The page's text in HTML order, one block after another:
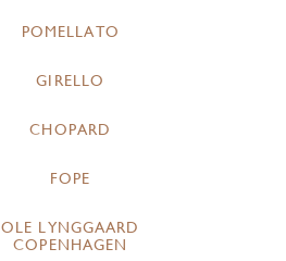
POMELLATO
GIRELLO
CHOPARD
FOPE
OLE LYNGGAARD
COPENHAGEN